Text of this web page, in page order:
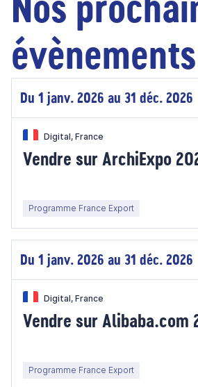
évènements
Du 1 janv. 2026 au 31 déc. 2026
Digital, France
Vendre sur ArchiExpo
Programme France Export
Du 1 janv. 2026 au 31 déc. 2026
Digital, France
Vendre sur Alibaba.com
Programme France Export